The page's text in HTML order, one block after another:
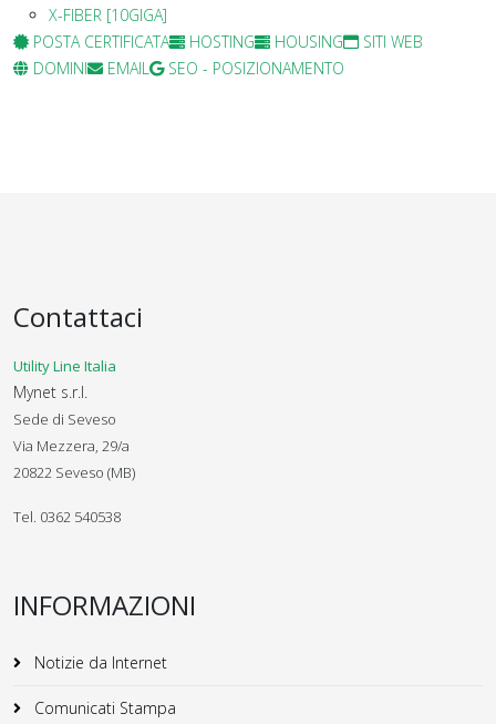
X-FIBER [10GIGA]
POSTA CERTIFICATA HOSTING HOUSING
SITI WEB
DOMINI
EMAIL SEO - POSIZIONAMENTO
Contattaci
Utility Line Italia
Mynet s.r.l.
Sede di Seveso
Via Mezzera, 29/a
20822 Seveso (MB)
Tel. 0362 540538
INFORMAZIONI
Notizie da Internet
Comunicati Stampa